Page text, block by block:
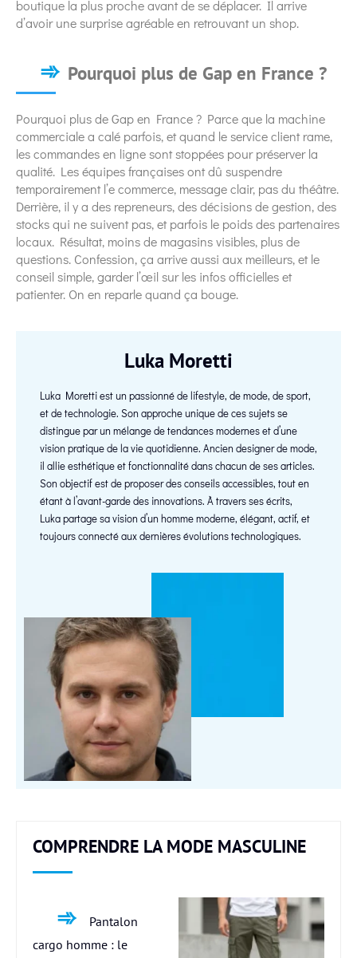
boutique la plus proche avant de se déplacer. Il arrive
d’avoir une surprise agréable en retrouvant un shop.
Pourquoi plus de Gap en France ?
Pourquoi plus de Gap en France ? Parce que la machine
commerciale a calé parfois, et quand le service client rame,
les commandes en ligne sont stoppées pour préserver la
qualité. Les équipes françaises ont dû suspendre
temporairement l’e commerce, message clair, pas du théâtre.
Derrière, il y a des repreneurs, des décisions de gestion, des
stocks qui ne suivent pas, et parfois le poids des partenaires
locaux. Résultat, moins de magasins visibles, plus de
questions. Confession, ça arrive aussi aux meilleurs, et le
conseil simple, garder l’œil sur les infos officielles et
patienter. On en reparle quand ça bouge.
Luka Moretti
Luka Moretti est un passionné de lifestyle, de mode, de sport,
et de technologie. Son approche unique de ces sujets se
distingue par un mélange de tendances modernes et d’une
vision pratique de la vie quotidienne. Ancien designer de mode,
il allie esthétique et fonctionnalité dans chacun de ses articles.
Son objectif est de proposer des conseils accessibles, tout en
étant à l’avant-garde des innovations. À travers ses écrits,
Luka partage sa vision d’un homme moderne, élégant, actif, et
toujours connecté aux dernières évolutions technologiques.
COMPRENDRE LA MODE MASCULINE
Pantalon
cargo homme : le